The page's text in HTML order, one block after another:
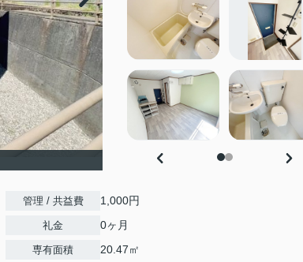
管理 / 共益費 1,000円
礼金 0ヶ月
専有面積 20.47㎡